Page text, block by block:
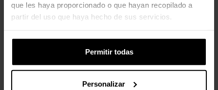
que les haya proporcionado o que hayan recopilado a
partir del uso que haya hecho de sus servicios.
Permitir todas
Personalizar